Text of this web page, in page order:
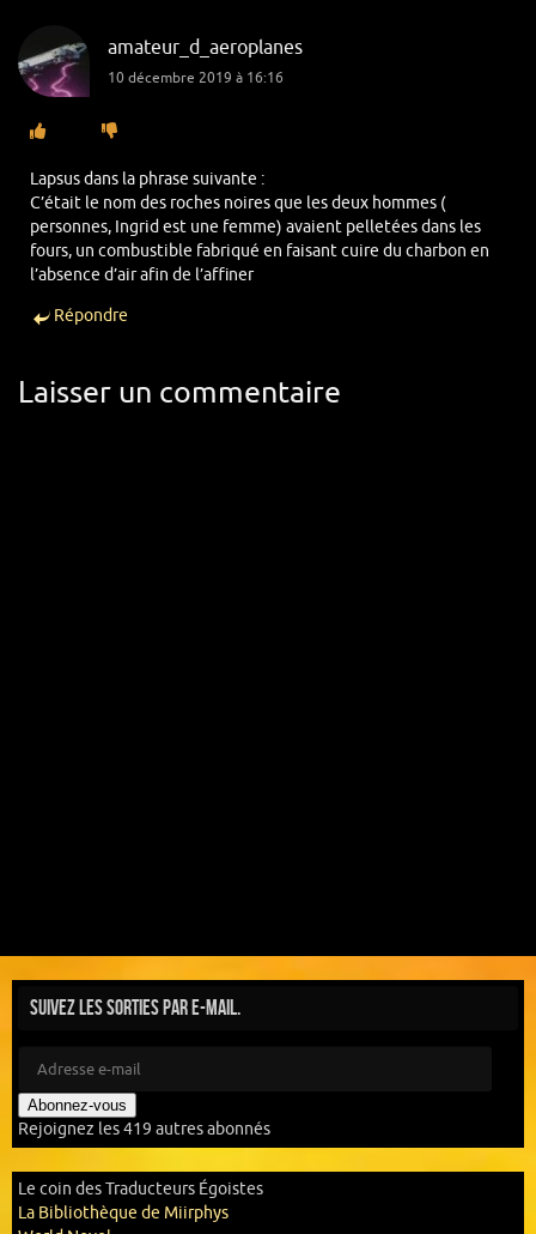
amateur_d_aeroplanes
10 décembre 2019 à 16:16
Lapsus dans la phrase suivante :
C’était le nom des roches noires que les deux hommes (
personnes, Ingrid est une femme) avaient pelletées dans les
fours, un combustible fabriqué en faisant cuire du charbon en
l’absence d’air afin de l’affiner
Répondre
Laisser un commentaire
Suivez les sorties par e-mail.
Abonnez-vous
Rejoignez les 419 autres abonnés
Le coin des Traducteurs Égoistes
La Bibliothèque de Miirphys